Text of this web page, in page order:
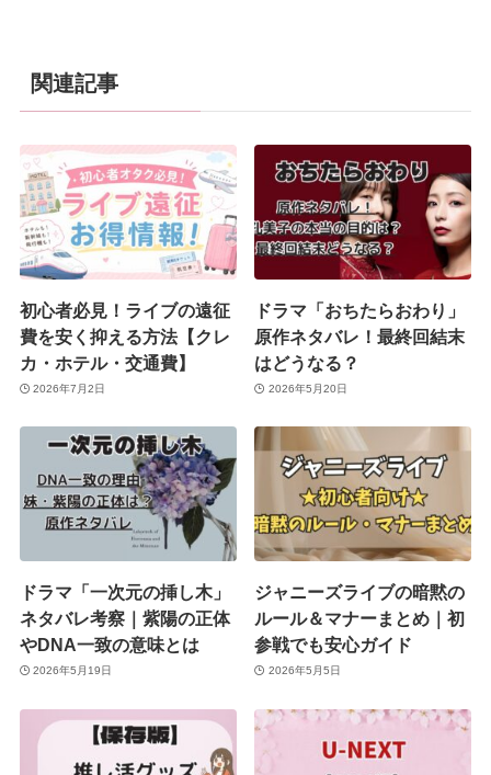
関連記事
初心者必見！ライブの遠征
費を安く抑える方法【クレ
カ・ホテル・交通費】
2026年7月2日
ドラマ「おちたらおわり」
原作ネタバレ！最終回結末
はどうなる？
2026年5月20日
ドラマ「一次元の挿し木」
ネタバレ考察｜紫陽の正体
やDNA一致の意味とは
2026年5月19日
ジャニーズライブの暗黙の
ルール＆マナーまとめ｜初
参戦でも安心ガイド
2026年5月5日